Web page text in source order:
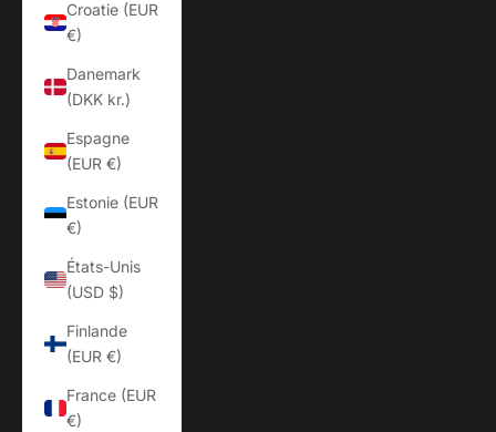
Croatie (EUR
€)
Danemark
(DKK kr.)
Espagne
(EUR €)
Estonie (EUR
€)
États-Unis
(USD $)
Finlande
(EUR €)
France (EUR
€)